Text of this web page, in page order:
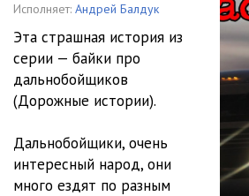
Исполняет: Андрей Балдук
Эта страшная история из
серии — байки про
дальнобойщиков
(Дорожные истории).
Дальнобойщики, очень
интересный народ, они
много ездят по разным